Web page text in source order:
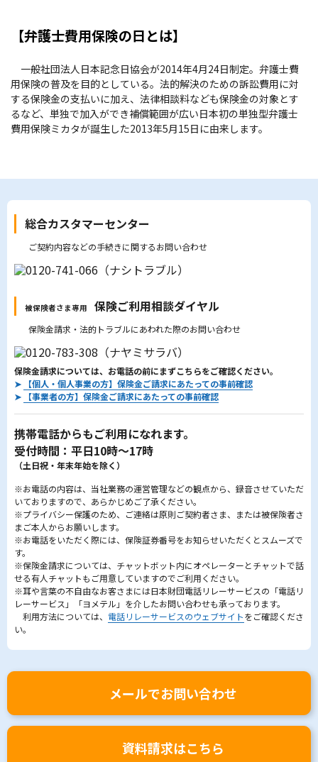
【弁護士費用保険の日とは】
一般社団法人日本記念日協会が2014年4月24日制定。弁護士費
用保険の普及を目的としている。法的解決のための訴訟費用に対
する保険金の支払いに加え、法律相談料なども保険金の対象とす
るなど、単独で加入ができ補償範囲が広い日本初の単独型弁護士
費用保険ミカタが誕生した2013年5月15日に由来します。
総合カスタマーセンター
ご契約内容などの手続きに関するお問い合わせ
被保険者さま専用 保険ご利用相談ダイヤル
保険金請求・法的トラブルにあわれた際のお問い合わせ
保険金請求については、お電話の前にまずこちらをご確認ください。
➤
【個人・個人事業の方】保険金ご請求にあたっての事前確認
➤
【事業者の方】保険金ご請求にあたっての事前確認
携帯電話からもご利用になれます。
受付時間：平日10時～17時
（土日祝・年末年始を除く）
※お電話の内容は、当社業務の運営管理などの観点から、録音させていただ
いておりますので、あらかじめご了承ください。
※プライバシー保護のため、ご連絡は原則ご契約者さま、または被保険者さ
まご本人からお願いします。
※お電話をいただく際には、保険証券番号をお知らせいただくとスムーズで
す。
※保険金請求については、チャットボット内にオペレーターとチャットで話
せる有人チャットもご用意していますのでご利用ください。
※耳や言葉の不自由なお客さまには日本財団電話リレーサービスの「電話リ
レーサービス」「ヨメテル」を介したお問い合わせも承っております。
利用方法については、 電話リレーサービスのウェブサイトをご確認くださ
い。
メールでお問い合わせ
資料請求はこちら